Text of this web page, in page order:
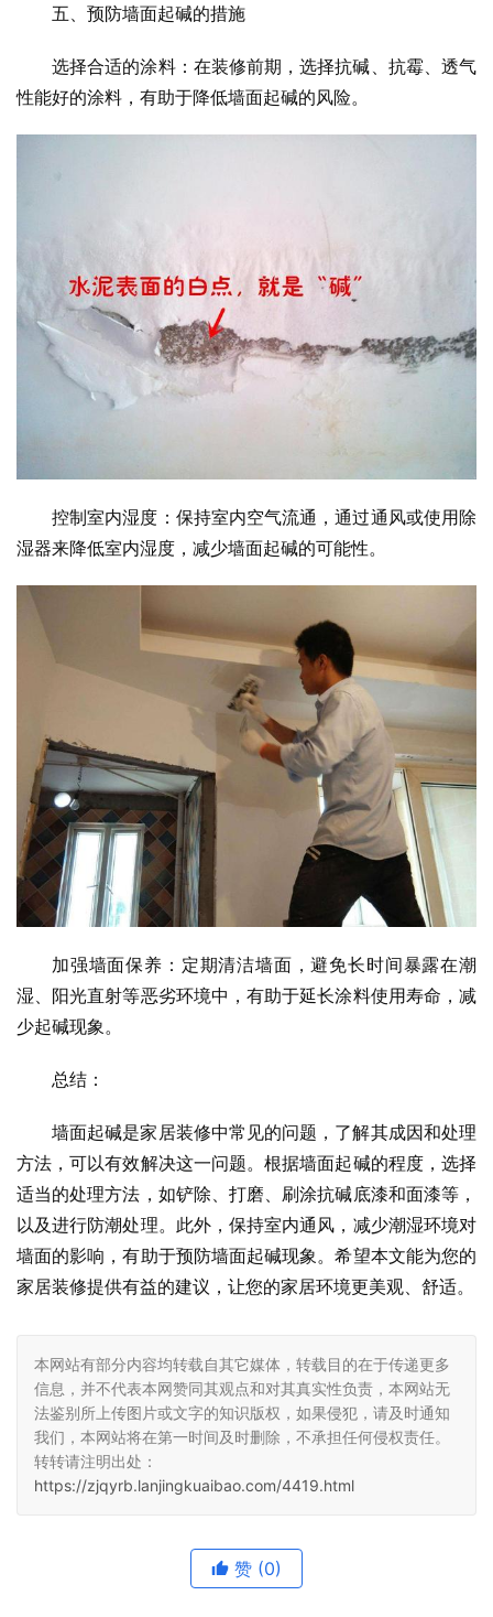
五、预防墙面起碱的措施
选择合适的涂料：在装修前期，选择抗碱、抗霉、透气
性能好的涂料，有助于降低墙面起碱的风险。
控制室内湿度：保持室内空气流通，通过通风或使用除
湿器来降低室内湿度，减少墙面起碱的可能性。
加强墙面保养：定期清洁墙面，避免长时间暴露在潮
湿、阳光直射等恶劣环境中，有助于延长涂料使用寿命，减
少起碱现象。
总结：
墙面起碱是家居装修中常见的问题，了解其成因和处理
方法，可以有效解决这一问题。根据墙面起碱的程度，选择
适当的处理方法，如铲除、打磨、刷涂抗碱底漆和面漆等，
以及进行防潮处理。此外，保持室内通风，减少潮湿环境对
墙面的影响，有助于预防墙面起碱现象。希望本文能为您的
家居装修提供有益的建议，让您的家居环境更美观、舒适。
本网站有部分内容均转载自其它媒体，转载目的在于传递更多
信息，并不代表本网赞同其观点和对其真实性负责，本网站无
法鉴别所上传图片或文字的知识版权，如果侵犯，请及时通知
我们，本网站将在第一时间及时删除，不承担任何侵权责任。
转转请注明出处：
https://zjqyrb.lanjingkuaibao.com/4419.html
赞 (0)